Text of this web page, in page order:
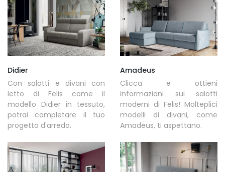
Didier
Con salotti e divani con
letto di Felis come il
modello Didier in tessuto,
potrai completare il tuo
progetto d'arredo.
Amadeus
Clicca e ottieni
informazioni sui salotti
moderni di Felis! Molteplici
modelli di divani, come
Amadeus, ti aspettano.